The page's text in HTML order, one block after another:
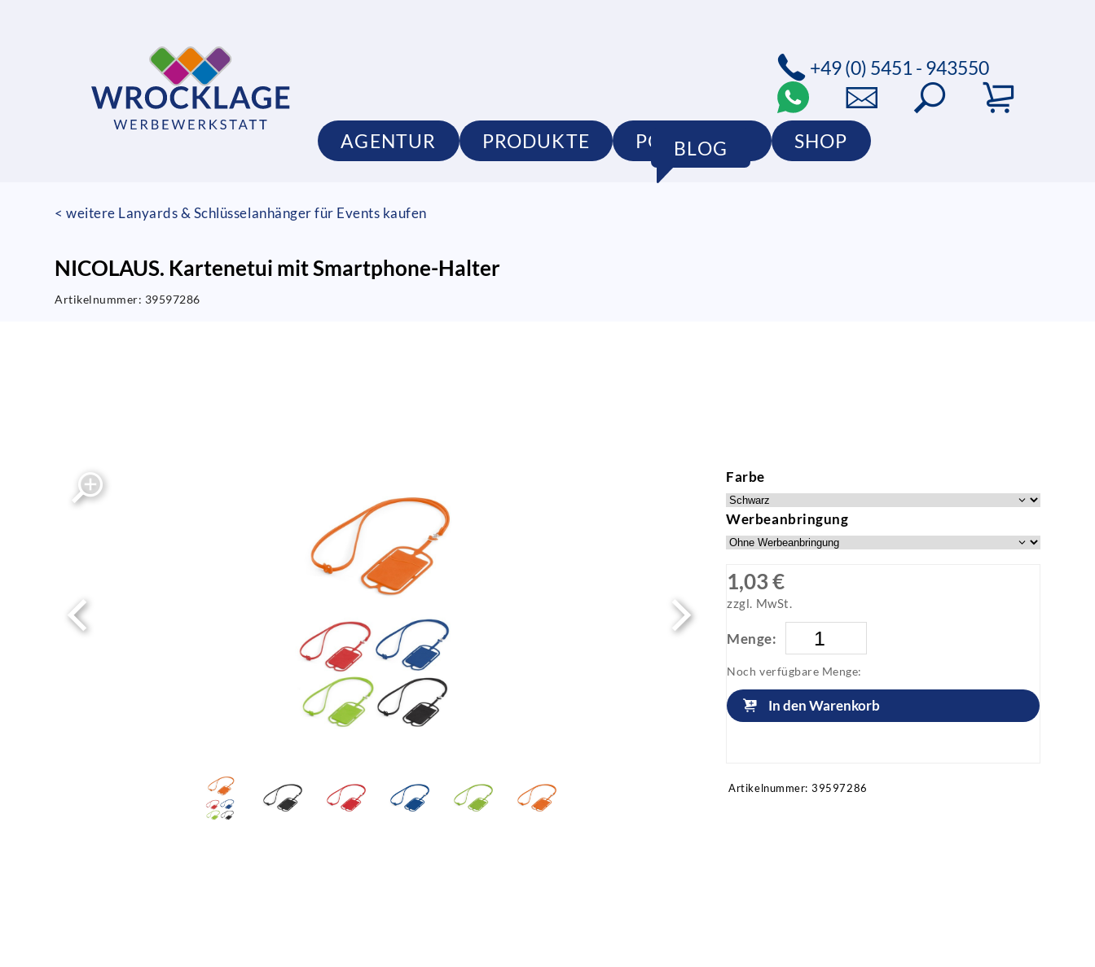
AGENTUR PRODUKTE PORTFOLIO SHOP
BLOG
+49 (0) 5451 - 943550
< weitere Lanyards & Schlüsselanhänger für Events kaufen
NICOLAUS. Kartenetui mit Smartphone-Halter
Artikelnummer: 39597286
Farbe
Werbeanbringung
1,03 €
zzgl. MwSt.
Menge:
Noch verfügbare Menge:
In den Warenkorb
Artikelnummer: 39597286